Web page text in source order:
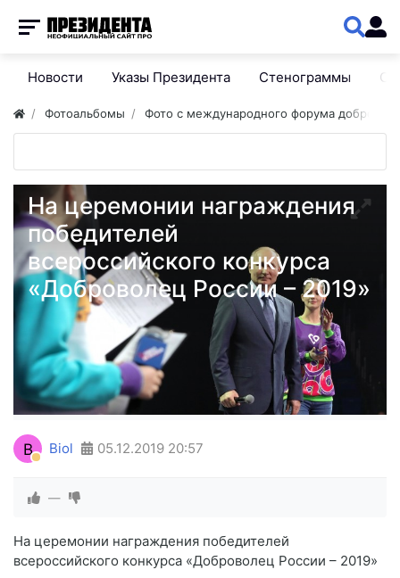
Новости Указы Президента Стенограммы
Фотоальбомы Фото с международного форума
На церемонии награждения
победителей
всероссийского конкурса
«Доброволец России – 2019»
B Biol 05.12.2019 20:57
—
На церемонии награждения победителей
всероссийского конкурса «Доброволец России – 2019»